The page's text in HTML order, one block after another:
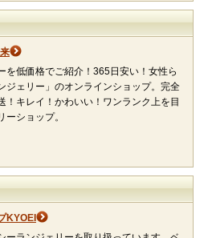
を低価格でご紹介！365日安い！女性ら
ジェリー」のオンラインショップ。完全
！キレイ！かわいい！ワンランク上を目
ショップ。
KYOEI